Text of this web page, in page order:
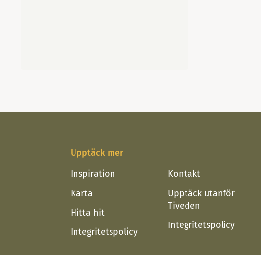
Upptäck mer
Inspiration
Karta
Hitta hit
Integritetspolicy
Kontakt
Upptäck utanför
Tiveden
Integritetspolicy